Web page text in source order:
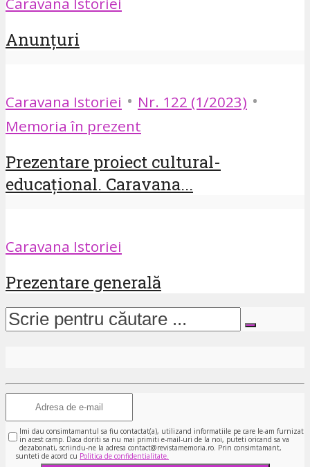
Anunțuri
Caravana Istoriei • Nr. 122 (1/2023) •
Memoria în prezent
Prezentare proiect cultural-
educațional. Caravana...
Caravana Istoriei
Prezentare generală
Imi dau consimtamantul sa fiu contactat(a), utilizand informatiile pe care le-am furnizat
in acest camp. Daca doriti sa nu mai primiti e-mail-uri de la noi, puteti oricand sa va
dezabonati, scriindu-ne la adresa contact@revistamemoria.ro. Prin consimtamant,
sunteti de acord cu Politica de confidentialitate.